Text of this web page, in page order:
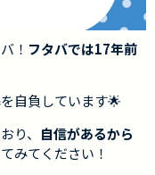
！ フタバでは17年前
を自負しています🌟
り、 自信があるから
みてください！